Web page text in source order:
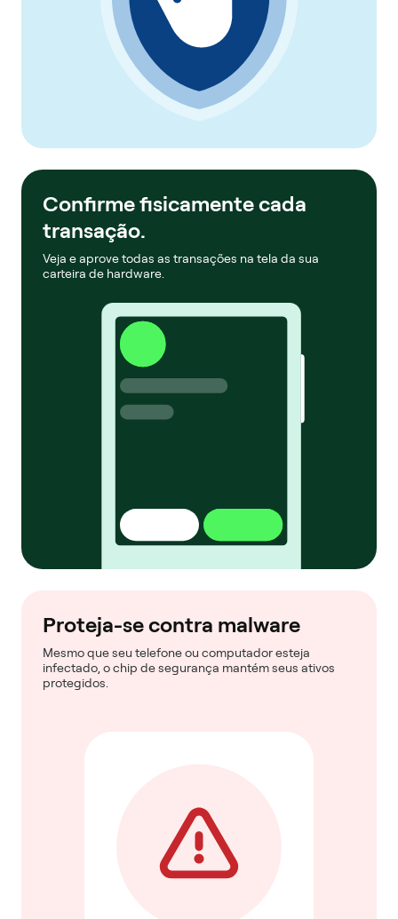
Confirme fisicamente cada
transação.
Veja e aprove todas as transações na tela da sua
carteira de hardware.
Proteja-se contra malware
Mesmo que seu telefone ou computador esteja
infectado, o chip de segurança mantém seus ativos
protegidos.